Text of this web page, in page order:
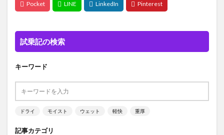
試乗記の検索
キーワード
ドライ モイスト ウェット 軽快 重厚
記事カテゴリ